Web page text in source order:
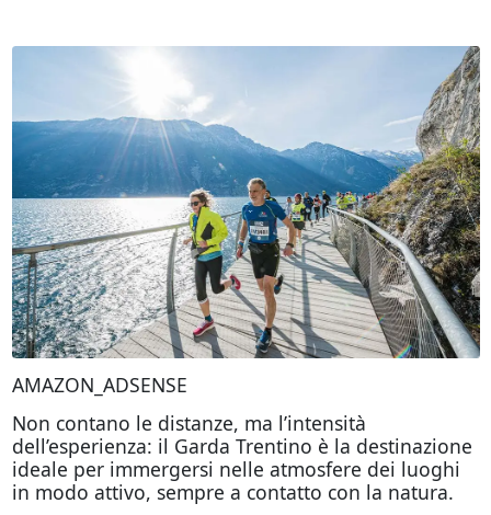
AMAZON_ADSENSE
Non contano le distanze, ma l’intensità
dell’esperienza: il Garda Trentino è la destinazione
ideale per immergersi nelle atmosfere dei luoghi
in modo attivo, sempre a contatto con la natura.